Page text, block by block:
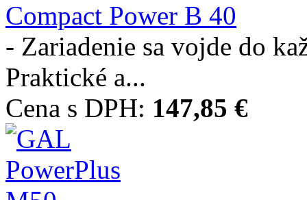
Compact Power B 40
- Zariadenie sa vojde do
Praktické a...
Cena s DPH: 147,85 €